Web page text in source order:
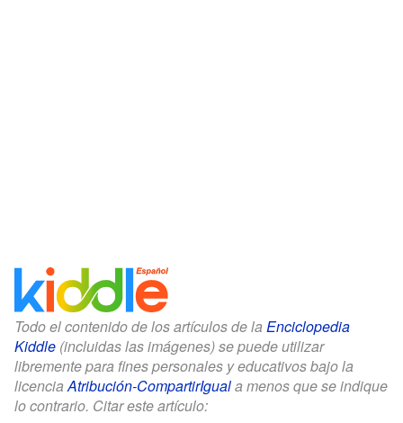
Todo el contenido de los artículos de la Enciclopedia
Kiddle (incluidas las imágenes) se puede utilizar
libremente para fines personales y educativos bajo la
licenciaAtribución-CompartirIguala menos que se indique
lo contrario. Citar este artículo: